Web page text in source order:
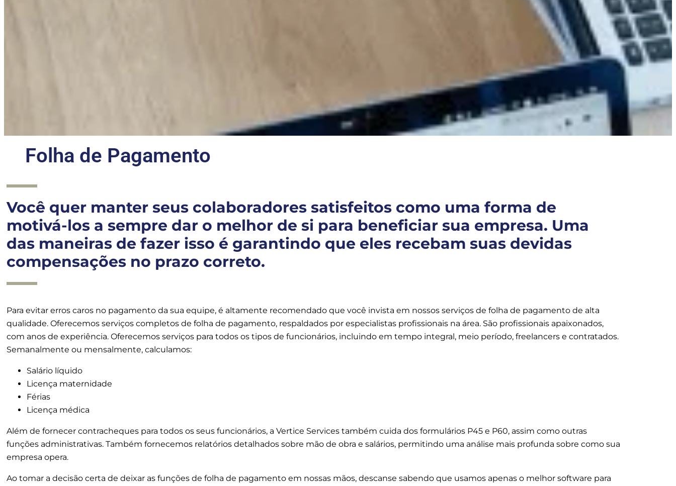
Folha de Pagamento
Você quer manter seus colaboradores satisfeitos como uma forma de
motivá-los a sempre dar o melhor de si para beneficiar sua empresa. Uma
das maneiras de fazer isso é garantindo que eles recebam suas devidas
compensações no prazo correto.
Para evitar erros caros no pagamento da sua equipe, é altamente recomendado que você invista em nossos serviços de folha de pagamento de alta
qualidade. Oferecemos serviços completos de folha de pagamento, respaldados por especialistas profissionais na área. São profissionais apaixonados,
com anos de experiência. Oferecemos serviços para todos os tipos de funcionários, incluindo em tempo integral, meio período, freelancers e contratados.
Semanalmente ou mensalmente, calculamos:
Salário líquido
Licença maternidade
Férias
Licença médica
Além de fornecer contracheques para todos os seus funcionários, a Vertice Services também cuida dos formulários P45 e P60, assim como outras
funções administrativas. Também fornecemos relatórios detalhados sobre mão de obra e salários, permitindo uma análise mais profunda sobre como sua
empresa opera.
Ao tomar a decisão certa de deixar as funções de folha de pagamento em nossas mãos, descanse sabendo que usamos apenas o melhor software para